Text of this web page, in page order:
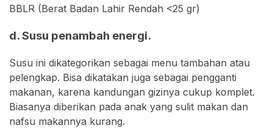
BBLR (Berat Badan Lahir Rendah <25 gr)
d. Susu penambah energi.
Susu ini dikategorikan sebagai menu tambahan atau
pelengkap. Bisa dikatakan juga sebagai pengganti
makanan, karena kandungan gizinya cukup komplet.
Biasanya diberikan pada anak yang sulit makan dan
nafsu makannya kurang.